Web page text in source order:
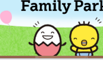
く、なかには安くなっ
ぜひともチェックしてほ
んなユニクロの、春の
下げ商品をご紹介します
しまむらの記事一